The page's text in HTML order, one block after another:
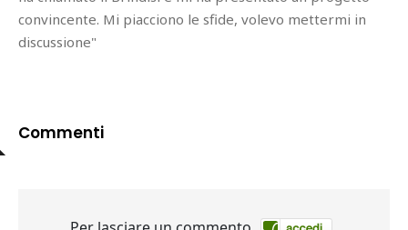
convincente. Mi piacciono le sfide, volevo mettermi in
discussione"
Commenti